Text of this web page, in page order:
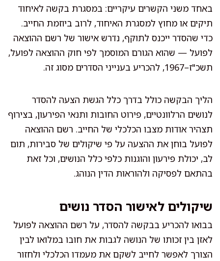
באחד משני הקשרים עיקריים: במסגרת בקשה לאיחוד
תיקים או מחוץ למסגרת האיחוד, לרוב ביוזמת החייב.
כדי שהסדר ייכנס לתוקף, נדרש אישור של רשם ההוצאה
לפועל — שהוא הגורם המוסמך לפי חוק ההוצאה לפועל,
תשכ"ז–1967, להכריע בענייני הסדרים מסוג זה.
הליך הבקשה כולל בדרך כלל הגשת הצעה להסדר
לנושים הרלוונטיים, פירוט החובות ותנאי הפירעון, בצירוף
תצהיר אודות מצבו הכלכלי של החייב. רשם ההוצאה
לפועל בוחן את ההצעה על פי שיקולים של סבירות, תום
לב, יכולת פירעון והוגנות כלפי כלל הנושים, וכל זאת
בהתאם לפסיקה ולהוראות הדין הנוהג.
שיקולים לאישור הסדר נושים
בבואו להכריע בבקשה להסדר, על רשם ההוצאה לפועל
לאזן בין זכותו של הנושה לגבות את חובו במלואו לבין
הצורך לאפשר לחייב לשקם את מעמדו הכלכלי ולחזור